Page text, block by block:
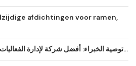
afdichtingen voor ramen,
توصية الخبراء: أفضل شركة لإدارة الفعاليات وإطلاق المنتجات في الكويت...